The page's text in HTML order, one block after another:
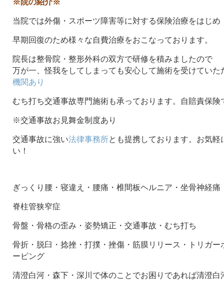
※院の紹介※
当院では外傷・スポーツ障害等に対する保険治療をはじめ
早期回復のため様々な自費治療をおこなっております。
院長は整骨院・整形外科の双方で研修を積みましたので
万が一、怪我をしてしまっても安心して施術を受けていた
機関あり
むち打ち交通事故専門施術も承っております。自賠責保険
※交通事故お見舞金制度あり
交通事故に強い法律事務所とも提携しております。お気軽
い！
ぎっくり腰・寝違え・腰痛・椎間板ヘルニア・坐骨神経痛
脊柱管狭窄症
骨盤・骨格の歪み・姿勢矯正・交通事故・むち打ち
骨折・脱臼・捻挫・打撲・挫傷・筋膜リリース・トリガー
ーピング
清澄白河・森下・深川で体のことでお困りであれば清澄